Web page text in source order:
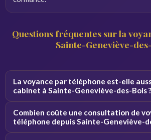
Questions fréquentes sur la
Sainte-Geneviève-
La voyance par téléphone est-elle
cabinet à Sainte-Geneviève-des-Bois ?
Par téléphone, le voyant se concentre
Combien coûte une consultation de
téléphone depuis Sainte-Geneviève-